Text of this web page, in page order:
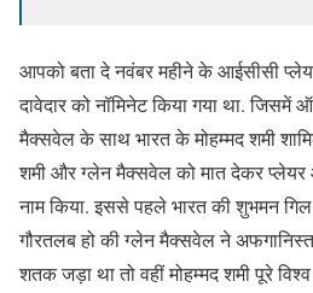
आपको बता दे नवंबर महीने के आईसीसी
दावेदार को नॉमिनेट किया गया था.
मैक्सवेल के साथ भारत के मोहम्मद शमी
शमी और ग्लेन मैक्सवेल को मात देकर
नाम किया. इससे पहले भारत की शुभमन
गौरतलब हो की ग्लेन मैक्सवेल ने
शतक जड़ा था तो वहीं मोहम्मद शमी पूरे